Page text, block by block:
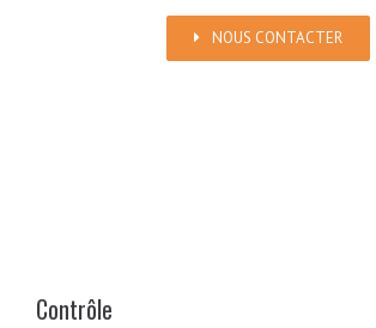
NOUS CONTACTER
Contrôle